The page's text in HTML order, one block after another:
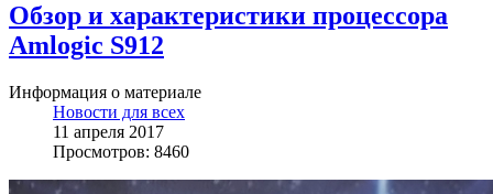
Обзор и характеристики процессора
Amlogic S912
Информация о материале
Новости для всех
11 апреля 2017
Просмотров: 8460